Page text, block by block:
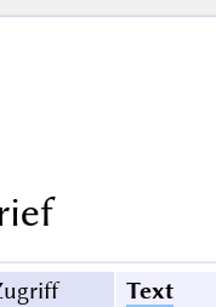
Text